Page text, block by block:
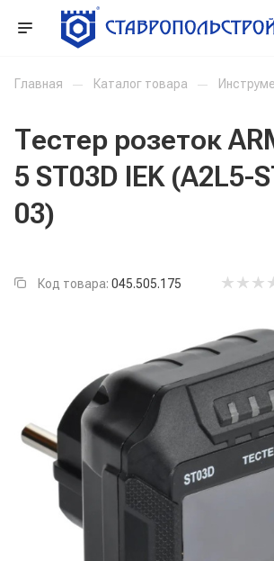
Главная — Каталог товара —
Тестер розеток
5 ST03D IEK (A2L5-
03)
Код товара: 045.505.175